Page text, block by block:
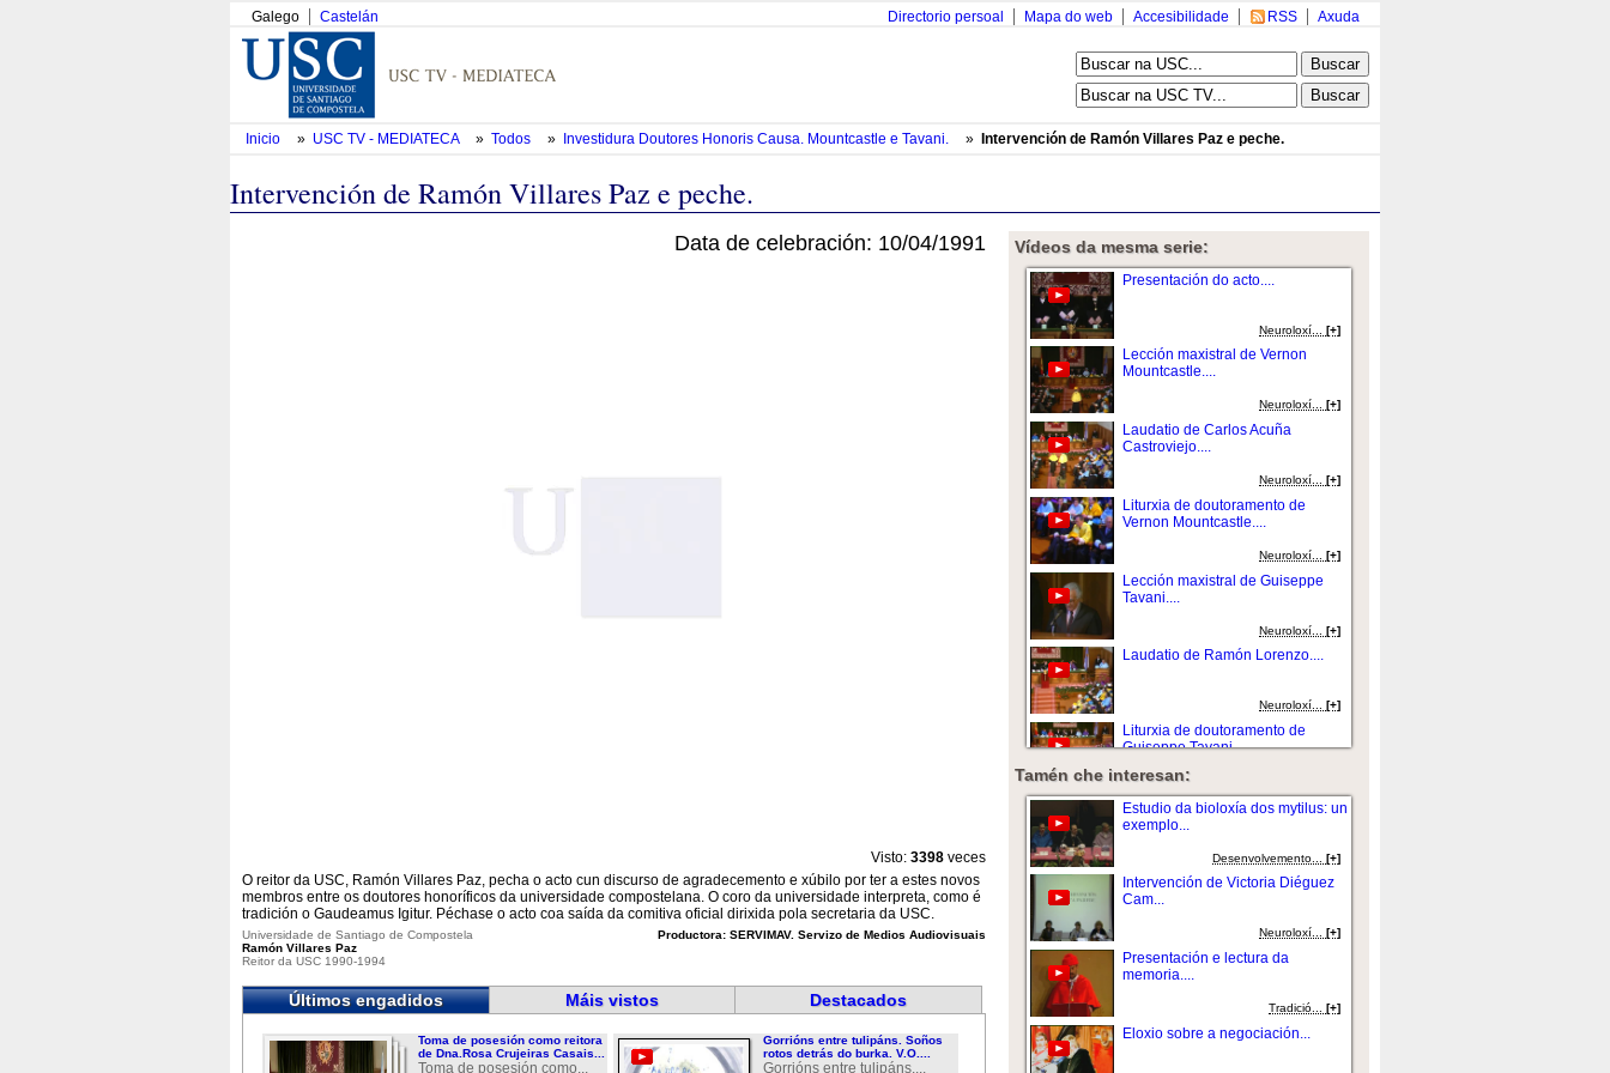
Galego Castelán Axuda
RSS
Accesibilidade
Mapa do web
Directorio persoal
Inicio » USC TV - MEDIATECA » Todos » Investidura Doutores Honoris Causa. Mountcastle e Tavani. » Intervención de Ramón Villares Paz e peche.
Intervención de Ramón Villares Paz e peche.
Data de celebración: 10/04/1991
Visto: 3398 veces
O reitor da USC, Ramón Villares Paz, pecha o acto cun discurso de agradecemento e xúbilo por ter a estes novos
membros entre os doutores honoríficos da universidade compostelana. O coro da universidade interpreta, como é
tradición o Gaudeamus Igitur. Péchase o acto coa saída da comitiva oficial dirixida pola secretaria da USC.
Productora: SERVIMAV. Servizo de Medios Audiovisuais
Universidade de Santiago de Compostela
Ramón Villares Paz
Reitor da USC 1990-1994
Últimos engadidos Máis vistos Destacados
Toma de posesión como reitora
de Dna.Rosa Crujeiras Casais...
Toma de posesión como...
Gorrións entre tulipáns. Soños
rotos detrás do burka. V.O....
Gorrións entre tulipáns....
Vídeos da mesma serie:
Presentación do acto....
Neuroloxí...[+]
Lección maxistral de Vernon
Mountcastle....
Neuroloxí... [+]
Laudatio de Carlos Acuña
Castroviejo....
Neuroloxí...[+]
Liturxia de doutoramento de
Vernon Mountcastle....
Neuroloxí...[+]
Lección maxistral de Guiseppe
Tavani....
Neuroloxí...[+]
Laudatio de Ramón Lorenzo....
Neuroloxí...[+]
Liturxia de doutoramento de
Guiseppe Tavani....
Intervención de Ramón Villares
Paz e...
Neuroloxí...[+]
Tamén che interesan:
Estudio da bioloxía dos mytilus: un
exemplo...
Desenvolvemento...[+]
Intervención de Victoria Diéguez
Cam...
Neuroloxí... [+]
Presentación e lectura da
memoria....
Tradició...[+]
Eloxio sobre a negociación...